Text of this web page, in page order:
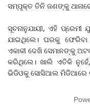
ସମ୍ପୃକ୍ତ ତିନି ଜଣଙ୍କୁ
ସୂଚନାନୁଯାୟୀ, ଏହି
ଯାଇଥିଲେ। ଘରକୁ
ଏକାକୀ ଦେଖି ସେମାନଙ୍କୁ
କରିଥିଲେ। ଖାଲି ଏତିକି
ଭିଡିଓକୁ ସୋସିଆଲ ମିଡିଆରେ